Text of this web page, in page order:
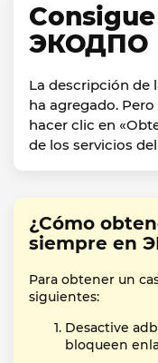
ЭКОДПО
La descripción
ha agregado.
hacer clic en
de los servicios
¿Cómo
siempre en
Para obtener un
siguientes:
Desactive
bloqueen